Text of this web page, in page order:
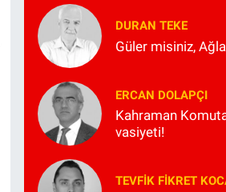
DURAN TEKE
Güler misiniz,
ERCAN DOLAPÇI
Kahraman
vasiyeti!
TEVFIK FIKRET